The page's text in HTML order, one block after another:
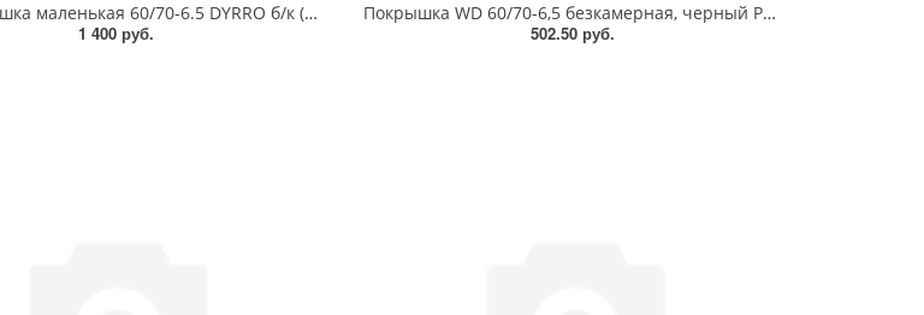
Велопокрышка маленькая 60/70-6.5 DYRRO б/к (СС8922) Самокаты Электросамокаты
1 400 руб.
Покрышка WD 60/70-6,5 безкамерная, черный P6217 P6217
502.50 руб.